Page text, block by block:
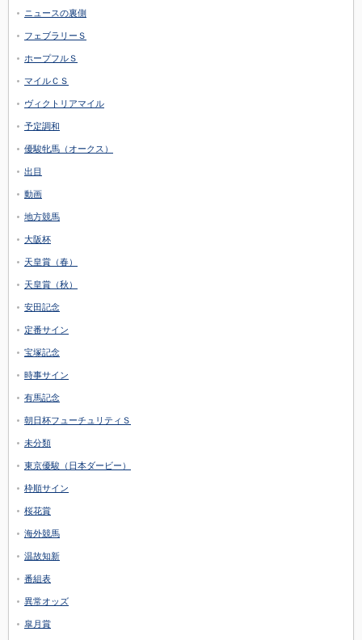
ニュースの裏側
フェブラリーＳ
ホープフルＳ
マイルＣＳ
ヴィクトリアマイル
予定調和
優駿牝馬（オークス）
出目
動画
地方競馬
大阪杯
天皇賞（春）
天皇賞（秋）
安田記念
定番サイン
宝塚記念
時事サイン
有馬記念
朝日杯フューチュリティＳ
未分類
東京優駿（日本ダービー）
枠順サイン
桜花賞
海外競馬
温故知新
番組表
異常オッズ
皐月賞